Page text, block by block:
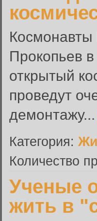
Космонавты
Прокопьев
открытый
проведут
демонтажу...
Категория:
Количество
Ученые
жить в